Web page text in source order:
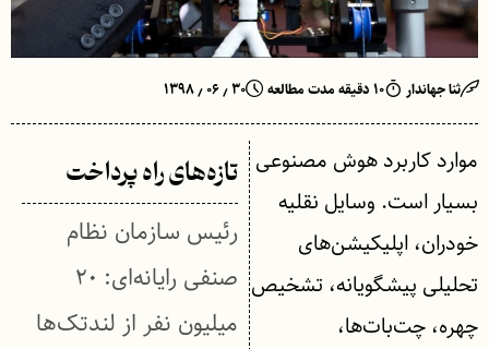
ثنا جهاندار ۱۰ دقیقه مدت مطالعه ۳۰ ٫ ۰۶ ٫ ۱۳۹۸
موارد کاربرد هوش مصنوعی
بسیار است. وسایل نقلیه
خودران، اپلیکیشن‌های
تحلیلی پیشگویانه، تشخیص
چهره، چت‌بات‌ها،
تازه‌های راه پرداخت
رئیس سازمان نظام
صنفی رایانه‌ای: ۲۰
میلیون نفر از لندتک‌ها